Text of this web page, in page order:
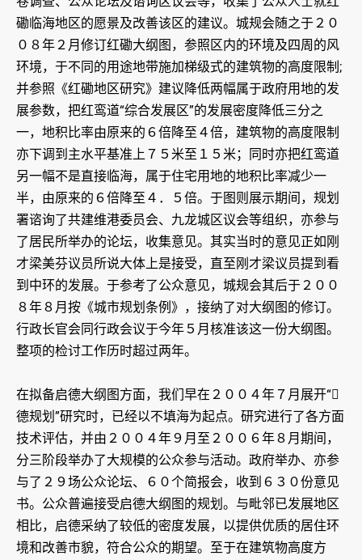
磡临海地区的愿景及改善该区的建议。城规会随之于２０
０８年２月修订红磡大纲图，参照区内的环境及四周的风
环境，于不同的用途地带施加梯级式的建筑物的高度限制;
并参照《红磡地区研究》建议降低两幅属于政府用地的发
展参数，把红鸾道“综合发展区”的发展密度降低三分之
一，地积比率由原来的６倍降至４倍，建筑物的高度限制
亦下调到主水平基准上７５米至１５米；同时亦把红鸾道
另一幅不是直接临海，属于住宅用地的地积比率减少一
半，由原来的６倍降至４．５倍。于图则展示期间，规划
署谘询了共建维港委员会、九龙城区议会等组织，亦参与
了居民所举办的论坛，收集意见。其实当时的意见正如刚
才梁美芬议员所说大体上是接受，直至刚才梁议员提到看
到中环的发展。于参考了公众意见，城规会其后于２００
８年８月按《城市规划条例》，接纳了对大纲图的修订。
行政长官会同行政会议于今年５月核准该这一份大纲图。
整项的检讨工作历时超过两年。
在拟备启德大纲图方面，我们早在２００４年７月展开“
德规划”研究时，已经以不填海为起点。研究进行了各方面
技术评估，并由２００４年９月至２００６年８月期间，
分三阶段举办了大规模的公众参与活动。政府举办、亦参
与了２９场公众论坛、６０个简报会，收到６３０份意见
书。公众普遍接受启德大纲图的规划。与毗邻已发展地区
相比，启德采纳了较低的密度发展，以提供优质的居住环
境和改善市貌，符合公众的期望。至于在建筑物高度方